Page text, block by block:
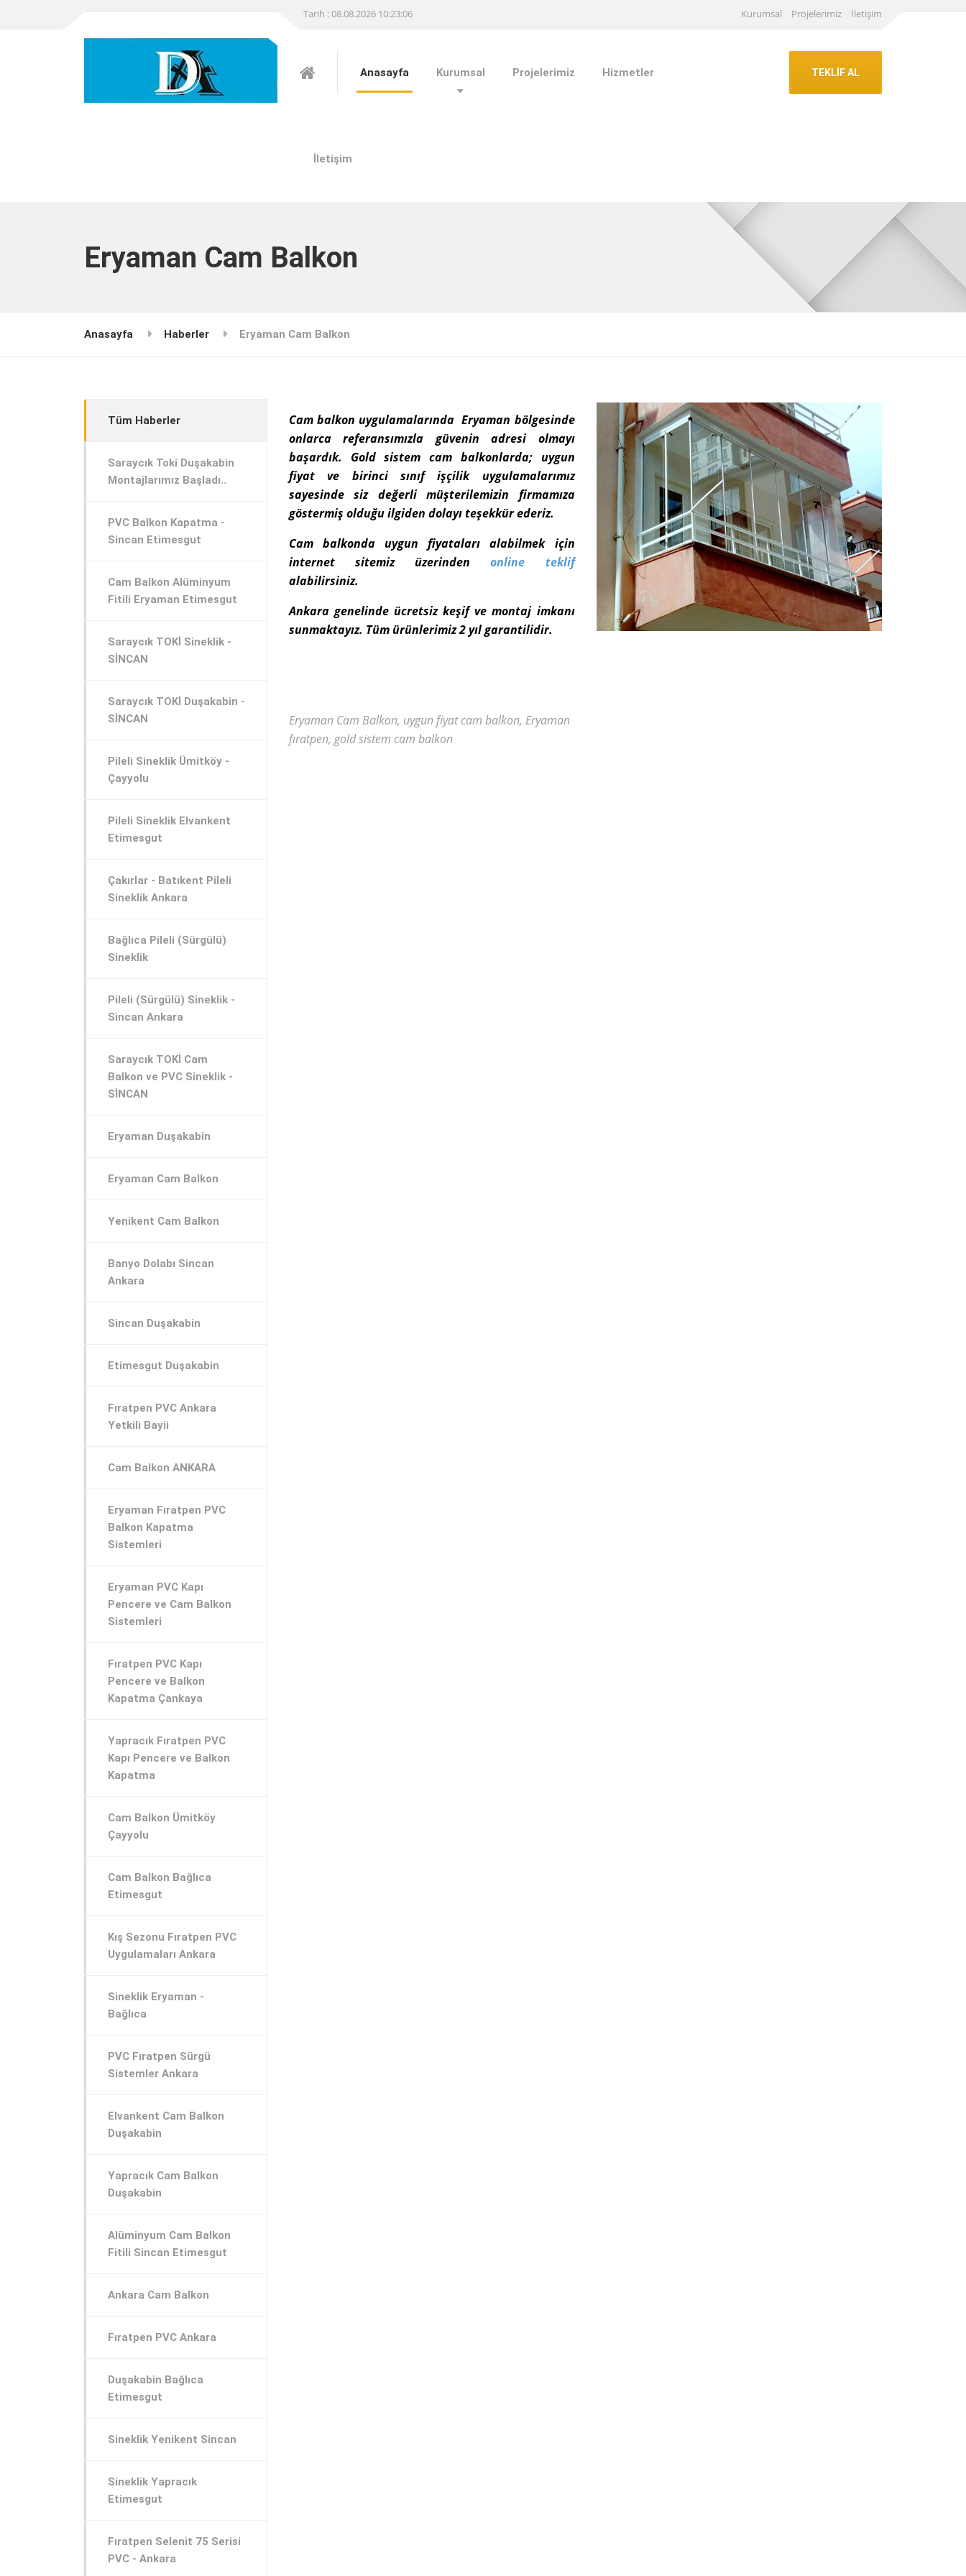
Tarih : 08.08.2026 10:23:06 Kurumsal Projelerimiz İletişim
Anasayfa Kurumsal Projelerimiz Hizmetler
İletişim
TEKLİF AL
Eryaman Cam Balkon
Anasayfa Haberler Eryaman Cam Balkon
Cam balkon uygulamalarında Eryaman bölgesinde
onlarca referansımızla güvenin adresi olmayı
başardık. Gold sistem cam balkonlarda; uygun
fiyat ve birinci sınıf işçilik uygulamalarımız
sayesinde siz değerli müşterilemizin firmamıza
göstermiş olduğu ilgiden dolayı teşekkür ederiz.
Cam balkonda uygun fiyataları alabilmek için
internet sitemiz üzerindenonline teklif
alabilirsiniz.
Ankara genelinde ücretsiz keşif ve montaj imkanı
sunmaktayız. Tüm ürünlerimiz 2 yıl garantilidir.
Eryaman Cam Balkon, uygun fiyat cam balkon, Eryaman
fıratpen, gold sistem cam balkon
Tüm Haberler
Saraycık Toki Duşakabin
Montajlarımız Başladı..
PVC Balkon Kapatma -
Sincan Etimesgut
Cam Balkon Alüminyum
Fitili Eryaman Etimesgut
Saraycık TOKİ Sineklik -
SİNCAN
Saraycık TOKİ Duşakabin -
SİNCAN
Pileli Sineklik Ümitköy -
Çayyolu
Pileli Sineklik Elvankent
Etimesgut
Çakırlar - Batıkent Pileli
Sineklik Ankara
Bağlıca Pileli (Sürgülü)
Sineklik
Pileli (Sürgülü) Sineklik -
Sincan Ankara
Saraycık TOKİ Cam
Balkon ve PVC Sineklik -
SİNCAN
Eryaman Duşakabin
Eryaman Cam Balkon
Yenikent Cam Balkon
Banyo Dolabı Sincan
Ankara
Sincan Duşakabin
Etimesgut Duşakabin
Fıratpen PVC Ankara
Yetkili Bayii
Cam Balkon ANKARA
Eryaman Fıratpen PVC
Balkon Kapatma
Sistemleri
Eryaman PVC Kapı
Pencere ve Cam Balkon
Sistemleri
Fıratpen PVC Kapı
Pencere ve Balkon
Kapatma Çankaya
Yapracık Fıratpen PVC
Kapı Pencere ve Balkon
Kapatma
Cam Balkon Ümitköy
Çayyolu
Cam Balkon Bağlıca
Etimesgut
Kış Sezonu Fıratpen PVC
Uygulamaları Ankara
Sineklik Eryaman -
Bağlıca
PVC Fıratpen Sürgü
Sistemler Ankara
Elvankent Cam Balkon
Duşakabin
Yapracık Cam Balkon
Duşakabin
Alüminyum Cam Balkon
Fitili Sincan Etimesgut
Ankara Cam Balkon
Fıratpen PVC Ankara
Duşakabin Bağlıca
Etimesgut
Sineklik Yenikent Sincan
Sineklik Yapracık
Etimesgut
Fıratpen Selenit 75 Serisi
PVC - Ankara